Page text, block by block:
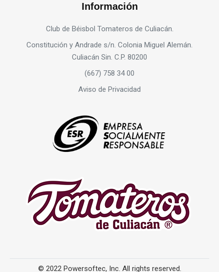
Información
Club de Béisbol Tomateros de Culiacán.
Constitución y Andrade s/n. Colonia Miguel Alemán.
Culiacán Sin. C.P. 80200
(667) 758 34 00
Aviso de Privacidad
© 2022 Powersoftec, Inc. All rights reserved.